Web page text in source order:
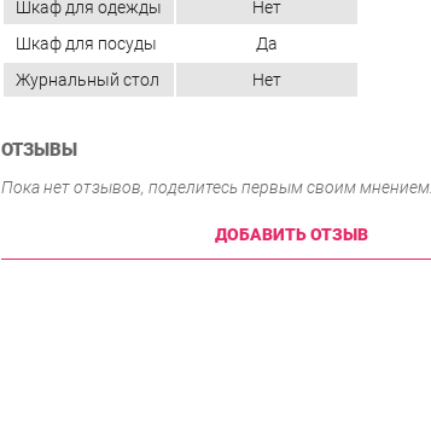
Шкаф для одежды
Нет
Шкаф для посуды
Да
Журнальный стол
Нет
ОТЗЫВЫ
Пока нет отзывов, поделитесь первым своим мнением.
ДОБАВИТЬ ОТЗЫВ